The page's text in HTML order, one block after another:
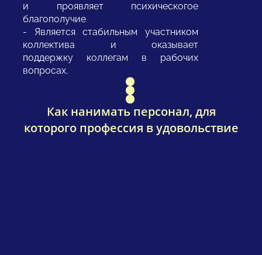
и проявляет психическогое
благополучие
- Является стабильным участником
коллектива и оказывает
поддержку коллегам в рабочих
вопросах.
Как нанимать персонал, для
которого профессия в удовольствие